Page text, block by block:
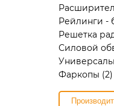
Рейлинги -
Решетка
Силовой
Фаркопы (2)